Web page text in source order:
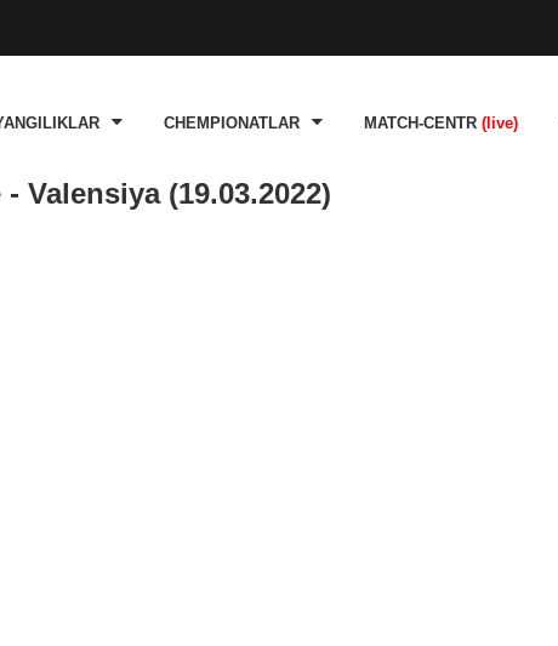
CHEMPIONATLAR MATCH-CENTR (live)
Valensiya (19.03.2022)